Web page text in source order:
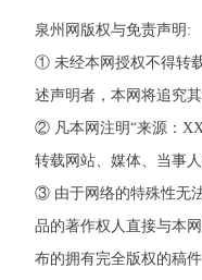
泉州网版权与免责声明:
① 未经本网授权不得转
述声明者，本网将追究
② 凡本网注明“来源：
转载网站、媒体、当事
③ 由于网络的特殊性无
品的著作权人直接与本
布的拥有完全版权的稿件